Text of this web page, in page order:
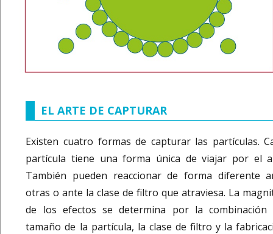
EL ARTE DE CAPTURAR
Existen cuatro formas de capturar las partículas.
partícula tiene una forma única de viajar por el
También pueden reaccionar de forma diferente
otras o ante la clase de filtro que atraviesa. La
de los efectos se determina por la combinación
tamaño de la partícula, la clase de filtro y la